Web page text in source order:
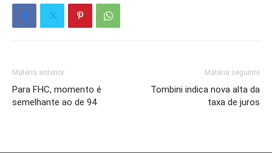
Matéria anterior
Para FHC, momento é
semelhante ao de 94
Matéria seguinte
Tombini indica nova alta da
taxa de juros